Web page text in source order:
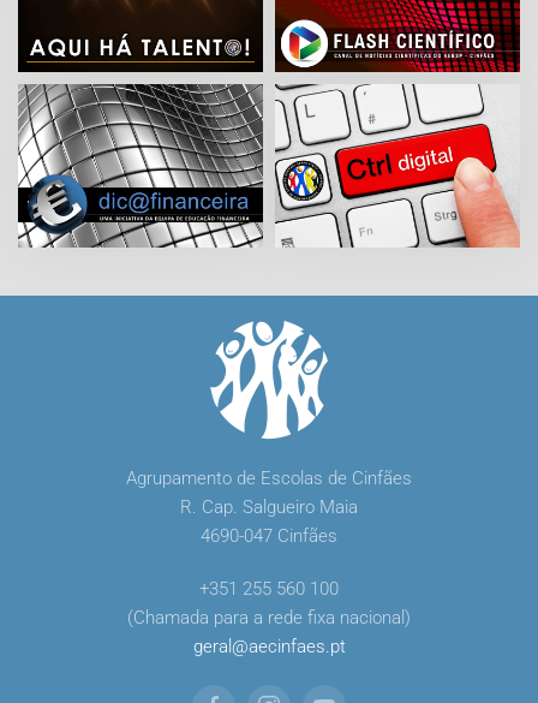
Agrupamento de Escolas de Cinfães
R. Cap. Salgueiro Maia
4690-047 Cinfães
+351 255 560 100
(Chamada para a rede fixa nacional)
geral @aecinfaes.pt